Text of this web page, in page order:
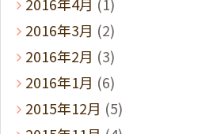
2016年4月 (1)
2016年3月 (2)
2016年2月 (3)
2016年1月 (6)
2015年12月 (5)